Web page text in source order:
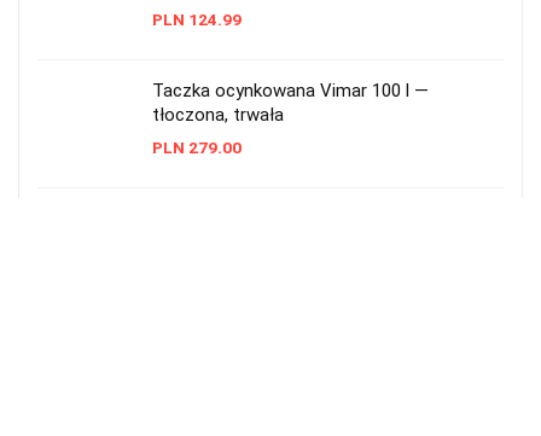
PLN 124.99
Taczka ocynkowana Vimar 100 l —
tłoczona, trwała
PLN 279.00